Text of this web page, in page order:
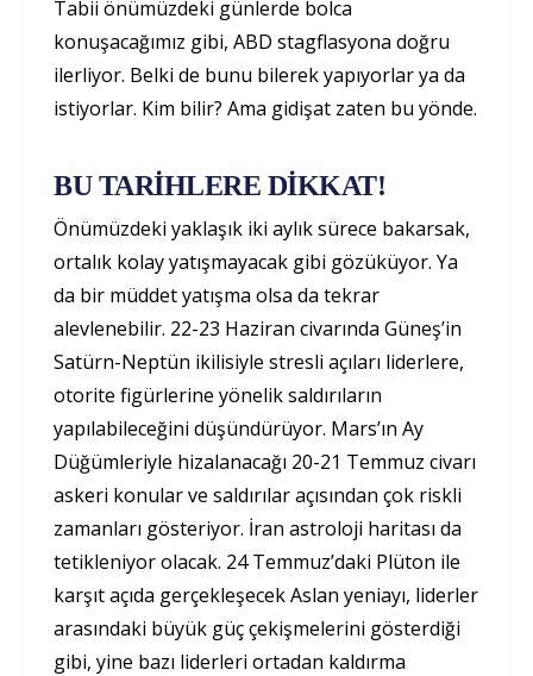
Tabii önümüzdeki günlerde bolca
konuşacağımız gibi, ABD stagflasyona doğru
ilerliyor. Belki de bunu bilerek yapıyorlar ya da
istiyorlar. Kim bilir? Ama gidişat zaten bu yönde.
BU TARİHLERE DİKKAT!
Önümüzdeki yaklaşık iki aylık sürece bakarsak,
ortalık kolay yatışmayacak gibi gözüküyor. Ya
da bir müddet yatışma olsa da tekrar
alevlenebilir. 22-23 Haziran civarında Güneş’in
Satürn-Neptün ikilisiyle stresli açıları liderlere,
otorite figürlerine yönelik saldırıların
yapılabileceğini düşündürüyor. Mars’ın Ay
Düğümleriyle hizalanacağı 20-21 Temmuz civarı
askeri konular ve saldırılar açısından çok riskli
zamanları gösteriyor. İran astroloji haritası da
tetikleniyor olacak. 24 Temmuz’daki Plüton ile
karşıt açıda gerçekleşecek Aslan yeniayı, liderler
arasındaki büyük güç çekişmelerini gösterdiği
gibi, yine bazı liderleri ortadan kaldırma